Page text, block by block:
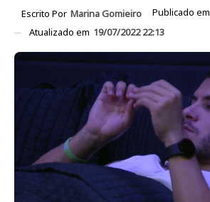
Escrito Por Marina Gomieiro Publicado em
Atualizado em 19/07/2022 22:13